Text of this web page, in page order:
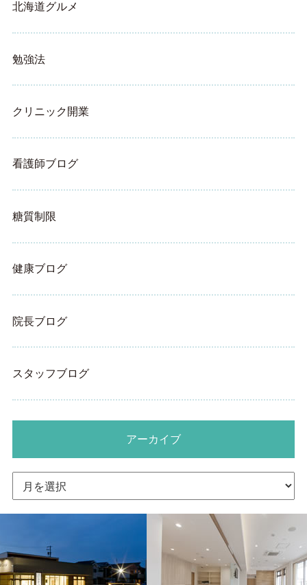
北海道グルメ
勉強法
クリニック開業
看護師ブログ
糖質制限
健康ブログ
院長ブログ
スタッフブログ
アーカイブ
カ
イ